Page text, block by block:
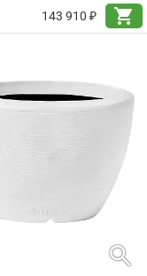
143 910 ₽
shopping_cart
search